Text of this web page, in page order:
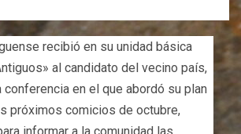
recibió en su unidad básica
al candidato del vecino país,
conferencia en el que abordó su plan
próximos comicios de octubre,